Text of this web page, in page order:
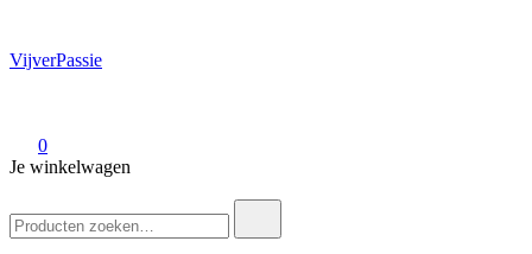
VijverPassie
0
Je winkelwagen
naar: